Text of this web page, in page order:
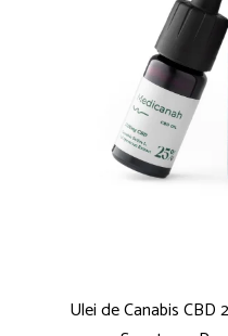
Ulei de Canabis CBD